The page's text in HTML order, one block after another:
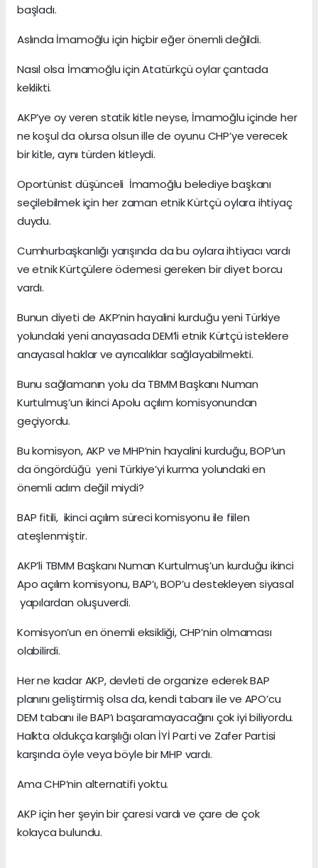
başladı.
Aslında İmamoğlu için hiçbir eğer önemli değildi.
Nasıl olsa İmamoğlu için Atatürkçü oylar çantada
keklikti.
AKP’ye oy veren statik kitle neyse, İmamoğlu içinde her
ne koşul da olursa olsun ille de oyunu CHP’ye verecek
bir kitle, aynı türden kitleydi.
Oportünist düşünceli İmamoğlu belediye başkanı
seçilebilmek için her zaman etnik Kürtçü oylara ihtiyaç
duydu.
Cumhurbaşkanlığı yarışında da bu oylara ihtiyacı vardı
ve etnik Kürtçülere ödemesi gereken bir diyet borcu
vardı.
Bunun diyeti de AKP’nin hayalini kurduğu yeni Türkiye
yolundaki yeni anayasada DEM’li etnik Kürtçü isteklere
anayasal haklar ve ayrıcalıklar sağlayabilmekti.
Bunu sağlamanın yolu da TBMM Başkanı Numan
Kurtulmuş’un ikinci Apolu açılım komisyonundan
geçiyordu.
Bu komisyon, AKP ve MHP’nin hayalini kurduğu, BOP’un
da öngördüğü yeni Türkiye’yi kurma yolundaki en
önemli adım değil miydi?
BAP fitili, ikinci açılım süreci komisyonu ile fiilen
ateşlenmiştir.
AKP’li TBMM Başkanı Numan Kurtulmuş’un kurduğu ikinci
Apo açılım komisyonu, BAP’ı, BOP’u destekleyen siyasal
yapılardan oluşuverdi.
Komisyon’un en önemli eksikliği, CHP’nin olmaması
olabilirdi.
Her ne kadar AKP, devleti de organize ederek BAP
planını geliştirmiş olsa da, kendi tabanı ile ve APO’cu
DEM tabanı ile BAP’ı başaramayacağını çok iyi biliyordu.
Halkta oldukça karşılığı olan İYİ Parti ve Zafer Partisi
karşında öyle veya böyle bir MHP vardı.
Ama CHP’nin alternatifi yoktu.
AKP için her şeyin bir çaresi vardı ve çare de çok
kolayca bulundu.